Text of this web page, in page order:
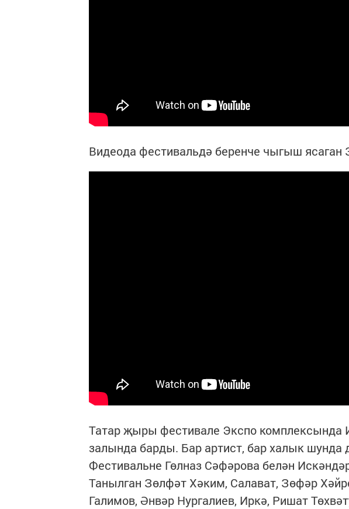
Видеода фестивальдә беренче чыгыш
Татар җыры фестивале Экспо комплексында
залында барды. Бар артист, бар халык шунда
Фестивальне Гөлназ Сәфәрова белән
Танылган Зөлфәт Хәким, Салават, Зөфәр
Галимов, Әнвәр Нургалиев, Иркә, Ришат